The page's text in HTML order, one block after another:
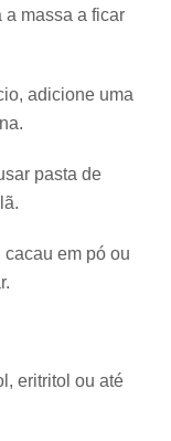
a massa a ficar
adicione uma
pasta de
em pó ou
eritritol ou até